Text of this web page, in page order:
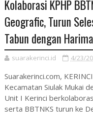
Kolaborasi KPHP
Geografic, Turun
Tabun dengan
suarakerinci.id 4/23/
Suarakerinci.com,
Kecamatan Siulak Mukai
Unit I Kerinci
serta BBTNKS turun ke